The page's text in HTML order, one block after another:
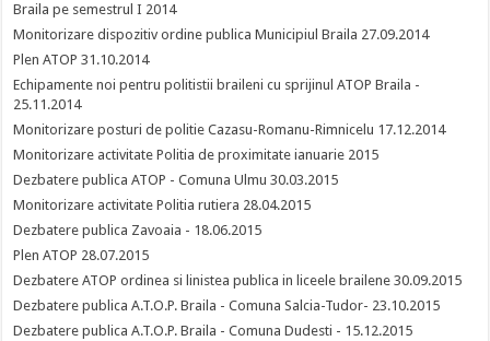
Braila pe semestrul I 2014
Monitorizare dispozitiv ordine publica Municipiul Braila 27.09.2014
Plen ATOP 31.10.2014
Echipamente noi pentru politistii braileni cu sprijinul ATOP Braila -
25.11.2014
Monitorizare posturi de politie Cazasu-Romanu-Rimnicelu 17.12.2014
Monitorizare activitate Politia de proximitate ianuarie 2015
Dezbatere publica ATOP - Comuna Ulmu 30.03.2015
Monitorizare activitate Politia rutiera 28.04.2015
Dezbatere publica Zavoaia - 18.06.2015
Plen ATOP 28.07.2015
Dezbatere ATOP ordinea si linistea publica in liceele brailene 30.09.2015
Dezbatere publica A.T.O.P. Braila - Comuna Salcia-Tudor- 23.10.2015
Dezbatere publica A.T.O.P. Braila - Comuna Dudesti - 15.12.2015